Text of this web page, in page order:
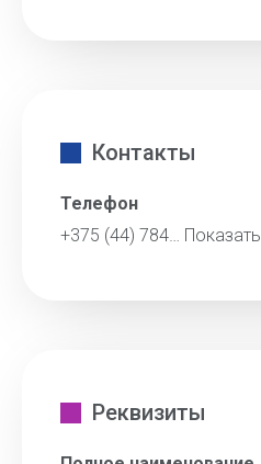
Контакты
Телефон
+375 (44) 784… Показать
Реквизиты